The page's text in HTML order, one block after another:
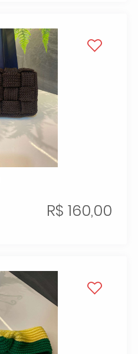
R$ 160,00